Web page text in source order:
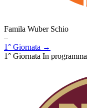
Famila Wuber Schio
–
1° Giornata →
1° Giornata In programma